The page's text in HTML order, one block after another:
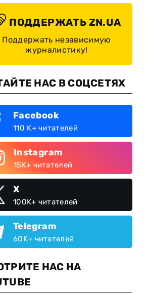
ПОДДЕРЖАТЬ ZN.UA
Поддержать независимую
журналистику!
НАС В СОЦСЕТЯХ
Facebook
110 K+ читателей
Instagram
15K+ читателей
X
100K+ читателей
Telegram
60K+ читателей
НАС НА